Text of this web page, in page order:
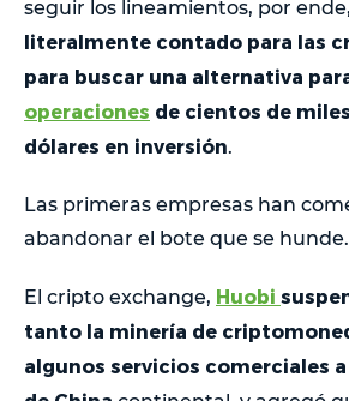
seguir los lineamientos, por ende,
literalmente contado para las
para buscar una alternativa
operaciones de cientos de
dólares en inversión.
Las primeras empresas han
abandonar el bote que se hunde.
El cripto exchange, Huobi
tanto la minería de
algunos servicios comerciales